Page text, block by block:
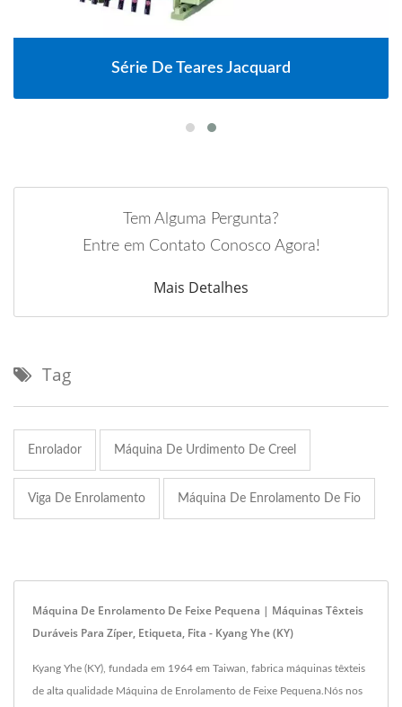
Série De Teares Jacquard
Tem Alguma Pergunta?
Entre em Contato Conosco Agora!
Mais Detalhes
Tag
Enrolador Máquina De Urdimento De Creel
Viga De Enrolamento Máquina De Enrolamento De Fio
Máquina De Enrolamento De Feixe Pequena | Máquinas Têxteis
Duráveis Para Zíper, Etiqueta, Fita - Kyang Yhe (KY)
Kyang Yhe (KY), fundada em 1964 em Taiwan, fabrica máquinas têxteis
de alta qualidade Máquina de Enrolamento de Feixe Pequena.Nós nos